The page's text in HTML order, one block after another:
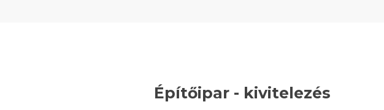
Építőipar - kivitelezés